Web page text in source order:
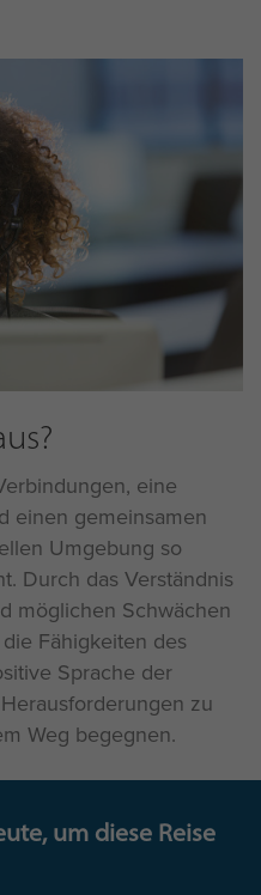
eine
einen gemeinsamen
Umgebung so
Durch das Verständnis
möglichen Schwächen
Fähigkeiten des
Sprache der
zu
Weg begegnen.
um diese Reise